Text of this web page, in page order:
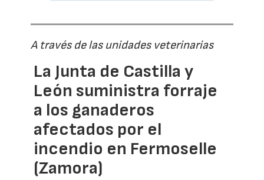
A través de las unidades veterinarias
La Junta de Castilla y
León suministra forraje
a los ganaderos
afectados por el
incendio en Fermoselle
(Zamora)